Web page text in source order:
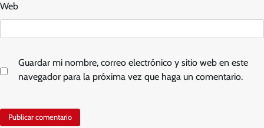
Web
Guardar mi nombre, correo electrónico y sitio web en este
navegador para la próxima vez que haga un comentario.